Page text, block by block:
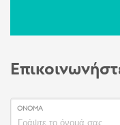
ΌΝΟΜΑ